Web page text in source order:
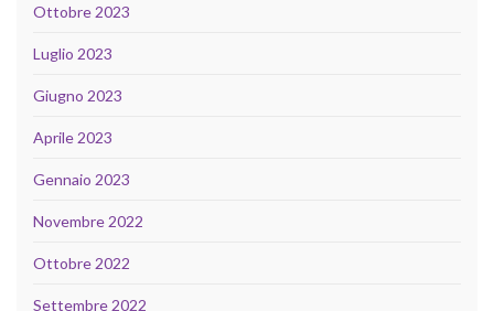
Ottobre 2023
Luglio 2023
Giugno 2023
Aprile 2023
Gennaio 2023
Novembre 2022
Ottobre 2022
Settembre 2022